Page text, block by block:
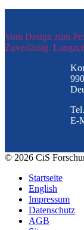
Vom Design zum
Zuverlässig.
E-
© 2026 CiS
Startseite
English
Impressum
Datenschutz
AGB